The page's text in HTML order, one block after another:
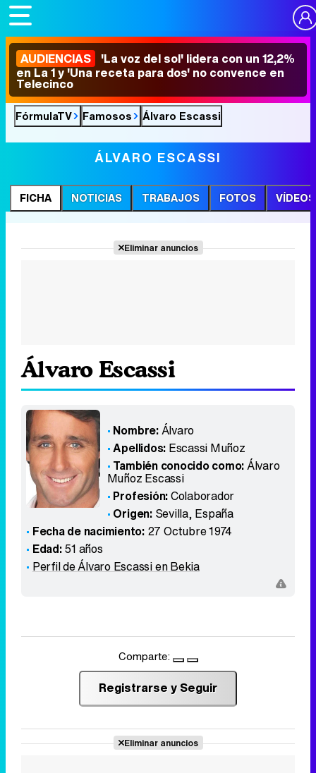
AUDIENCIAS 'La voz del sol' lidera con un 12,2%
en La 1 y 'Una receta para dos' no convence en
Telecinco
FórmulaTV Famosos Álvaro Escassi
ÁLVARO ESCASSI
FICHA NOTICIAS TRABAJOS FOTOS VÍDEOS
Eliminar anuncios
Álvaro Escassi
Nombre:Álvaro
Apellidos: Escassi Muñoz
También conocido como:Álvaro
Muñoz Escassi
Profesión:Colaborador
Origen: Sevilla, España
Fecha de nacimiento: 27 Octubre 1974
Edad:51 años
Perfil de Álvaro Escassi en Bekia
Comparte:
Registrarse y Seguir
Eliminar anuncios